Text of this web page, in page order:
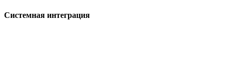
Системная интеграция